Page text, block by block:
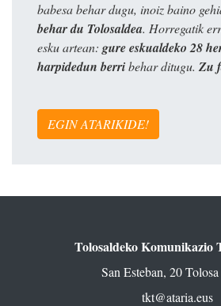
babesa behar dugu, inoiz baino
behar du Tolosaldea. Horregatik
esku artean: gure eskualdeko 28
harpidedun berribehar ditugu. Zu
EGIN ATARIKIDE!
Tolosaldeko Komunikazio
San Esteban, 20
tkt@ataria.eus